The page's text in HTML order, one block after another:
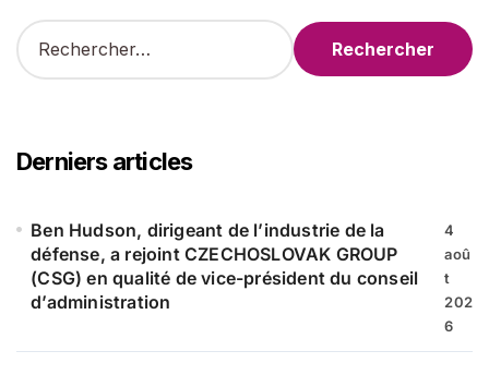
R
e
r
c
e
Derniers articles
Ben Hudson, dirigeant de l’industrie de la
défense, a rejoint CZECHOSLOVAK GROUP
(CSG) en qualité de vice-président du conseil
d’administration
4
aoû
t
202
6